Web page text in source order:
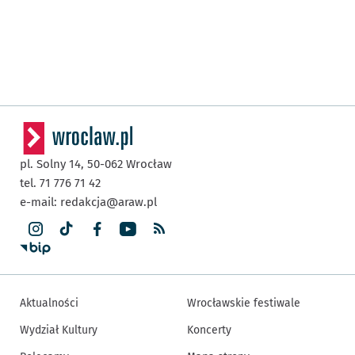
pl. Solny 14, 50-062 Wrocław
tel. 71 776 71 42
e-mail: redakcja@araw.pl
Aktualności
Wydział Kultury
Wrocławskie festiwale
Koncerty